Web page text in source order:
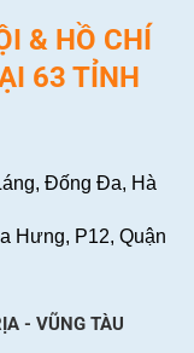
& HỒ CHÍ
63 TỈNH
Đống Đa, Hà
Hưng, P12, Quận
- VŨNG TÀU